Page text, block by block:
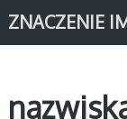
ZNACZENIE